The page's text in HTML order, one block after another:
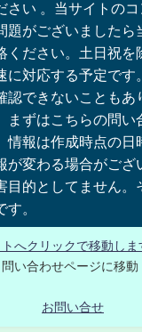
さい 。当サイトの
題がございましたら
ください。土日祝を
に対応する予定です
認できないこともあ
まずはこちらの問い
情報は作成時点の日
が変わる場合がござ
目的としてません。
。
へクリックで移動しま
い合わせページに移動
お問い合せ